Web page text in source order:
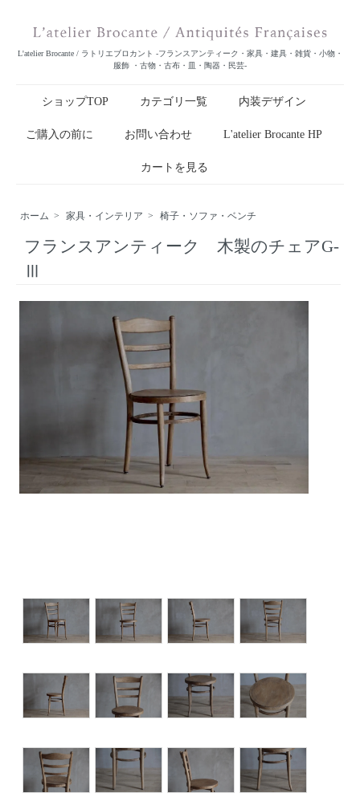
L'atelier Brocante / ラトリエブロカント -フランスアンティーク・家具・建具・雑貨・小物・
服飾 ・古物・古布・皿・陶器・民芸-
ショップTOP カテゴリ一覧 内装デザイン
ご購入の前に お問い合わせ L'atelier Brocante HP
カートを見る
ホーム > 家具・インテリア > 椅子・ソファ・ベンチ
フランスアンティーク 木製のチェアG-
Ⅲ